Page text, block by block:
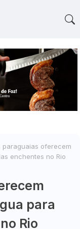
paraguaias oferecem
enchentes no Rio
para
Rio